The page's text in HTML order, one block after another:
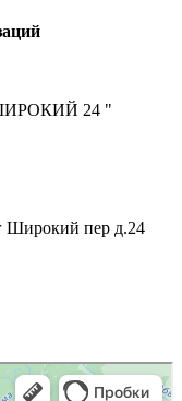
24 "
Широкий пер д.24